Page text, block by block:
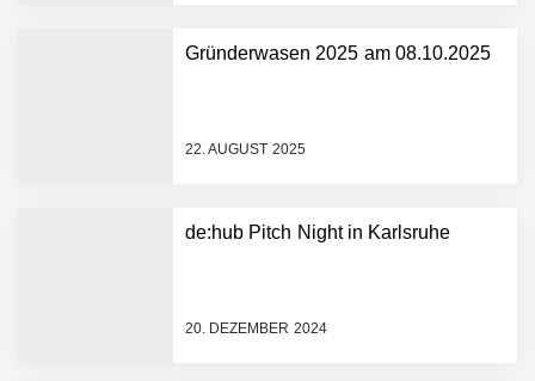
Gründerwasen 2025 am 08.10.2025
22. AUGUST 2025
de:hub Pitch Night in Karlsruhe
20. DEZEMBER 2024
Dollar bekannt, um den
Plattform zu beschleunigen
NEURA Robotics und
AI breit auszurollen